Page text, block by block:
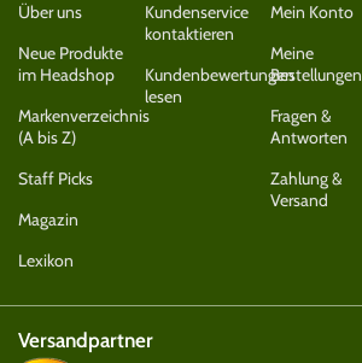
Über uns
Neue Produkte
im Headshop
Markenverzeichnis
(A bis Z)
Staff Picks
Magazin
Lexikon
Kundenservice
kontaktieren
Kundenbewertungen
lesen
Mein Konto
Meine
Bestellungen
Fragen &
Antworten
Zahlung &
Versand
Versandpartner